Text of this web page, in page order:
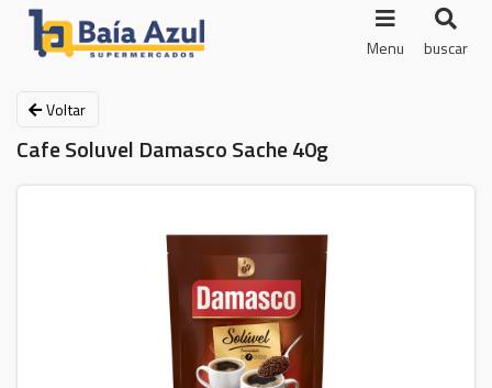
Menu buscar
Voltar
Cafe Soluvel Damasco Sache 40g